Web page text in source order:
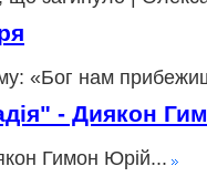
«Бог нам
- Диякон
Гимон Юрій...